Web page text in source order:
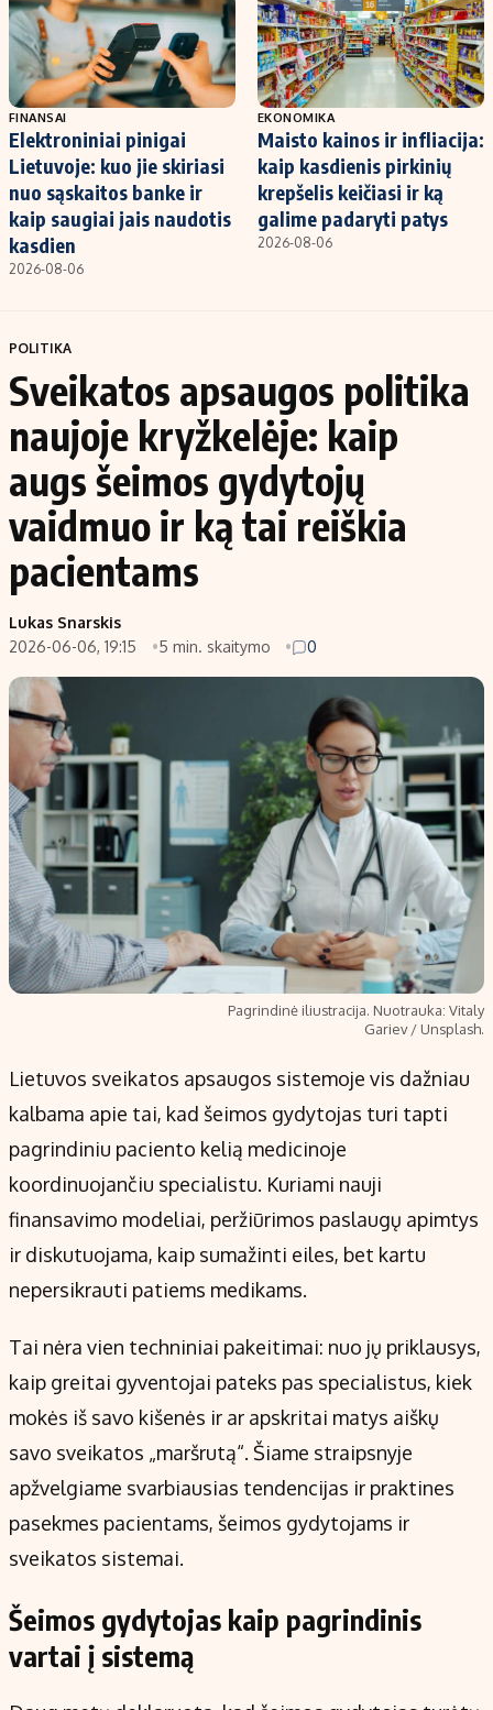
FINANSAI
Elektroniniai pinigai
Lietuvoje: kuo jie skiriasi
nuo sąskaitos banke ir
kaip saugiai jais naudotis
kasdien
2026-08-06
EKONOMIKA
Maisto kainos ir infliacija:
kaip kasdienis pirkinių
krepšelis keičiasi ir ką
galime padaryti patys
2026-08-06
POLITIKA
Sveikatos apsaugos politika
naujoje kryžkelėje: kaip
augs šeimos gydytojų
vaidmuo ir ką tai reiškia
pacientams
Lukas Snarskis
2026-06-06, 19:15
5 min. skaitymo 0
Pagrindinė iliustracija. Nuotrauka: Vitaly
Gariev / Unsplash.
Lietuvos sveikatos apsaugos sistemoje vis dažniau
kalbama apie tai, kad šeimos gydytojas turi tapti
pagrindiniu paciento kelią medicinoje
koordinuojančiu specialistu. Kuriami nauji
finansavimo modeliai, peržiūrimos paslaugų apimtys
ir diskutuojama, kaip sumažinti eiles, bet kartu
nepersikrauti patiems medikams.
Tai nėra vien techniniai pakeitimai: nuo jų priklausys,
kaip greitai gyventojai pateks pas specialistus, kiek
mokės iš savo kišenės ir ar apskritai matys aiškų
savo sveikatos „maršrutą“. Šiame straipsnyje
apžvelgiame svarbiausias tendencijas ir praktines
pasekmes pacientams, šeimos gydytojams ir
sveikatos sistemai.
Šeimos gydytojas kaip pagrindinis
vartai į sistemą